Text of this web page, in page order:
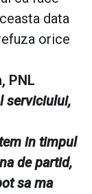
data
orice
PNL
serviciului,
in timpul
de partid,
sa ma